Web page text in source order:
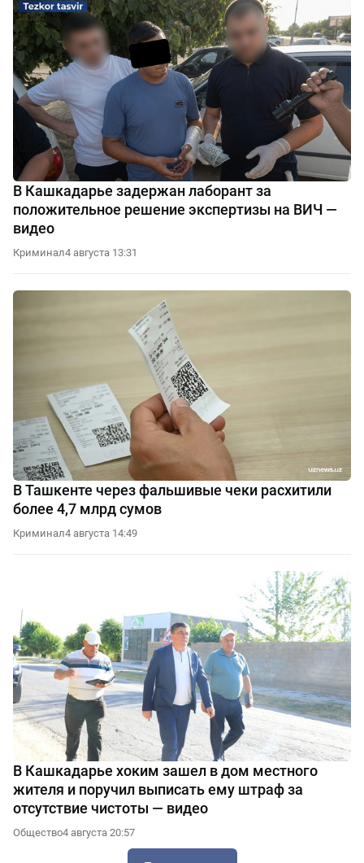
В Кашкадарье задержан лаборант за
положительное решение экспертизы на ВИЧ —
видео
Криминал4 августа 13:31
В Ташкенте через фальшивые чеки расхитили
более 4,7 млрд сумов
Криминал4 августа 14:49
В Кашкадарье хоким зашел в дом местного
жителя и поручил выписать ему штраф за
отсутствие чистоты — видео
Общество4 августа 20:57